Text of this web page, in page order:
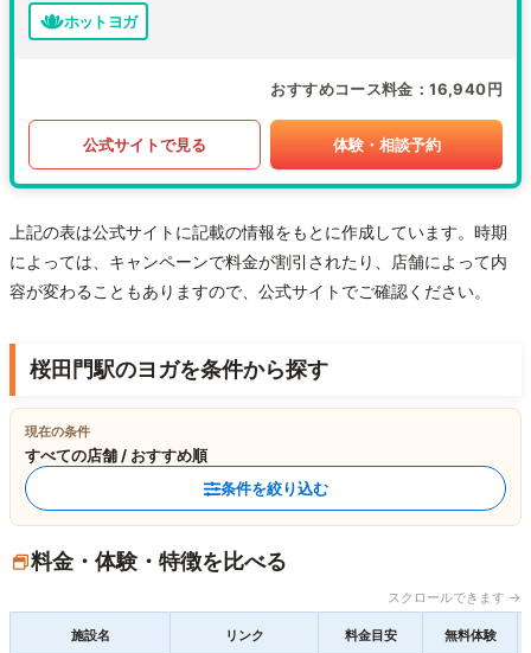
ホットヨガ
おすすめコース料金 16,940円
公式サイトで見る 体験・相談予約
上記の表は公式サイトに記載の情報をもとに作成しています。時期
によっては、キャンペーンで料金が割引されたり、店舗によって内
容が変わることもありますので、公式サイトでご確認ください。
桜田門駅のヨガを条件から探す
現在の条件
すべての店舗 / おすすめ順
条件を絞り込む
料金・体験・特徴を比べる
スクロールできます →
施設名 リンク 料金目安 無料体験